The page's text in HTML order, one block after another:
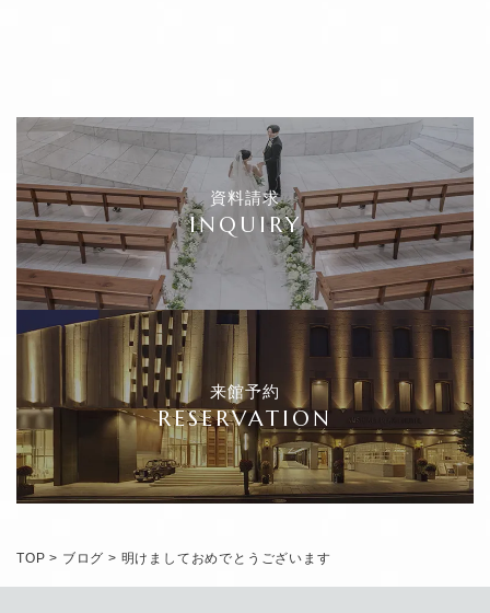
資料請求
INQUIRY
来館予約
RESERVATION
TOP > ブログ > 明けましておめでとうございます